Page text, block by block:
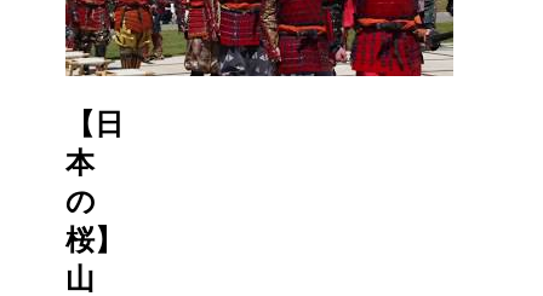
【日
本
の
桜】
山